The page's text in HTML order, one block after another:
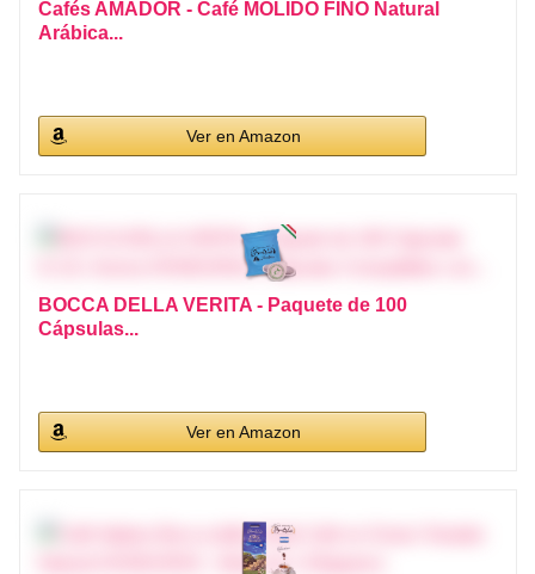
Cafés AMADOR - Café MOLIDO FINO Natural
Arábica...
Ver en Amazon
BOCCA DELLA VERITA - Paquete de 100
Cápsulas...
Ver en Amazon